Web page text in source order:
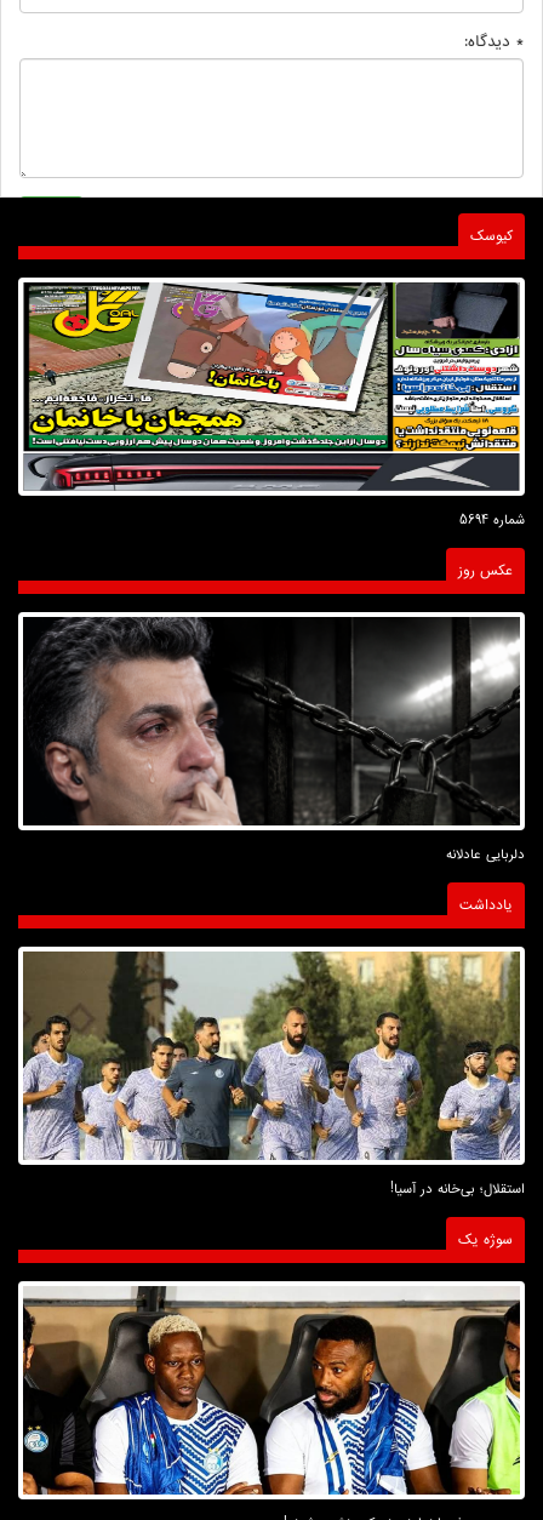
* دیدگاه:
کیوسک
شماره 5694
عکس روز
دلربایی عادلانه
یادداشت
استقلال؛ بی‌خانه در آسیا!
سوژه یک